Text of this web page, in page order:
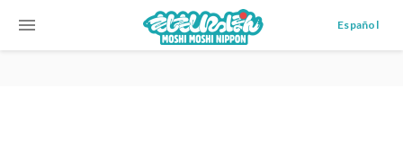
menu Español